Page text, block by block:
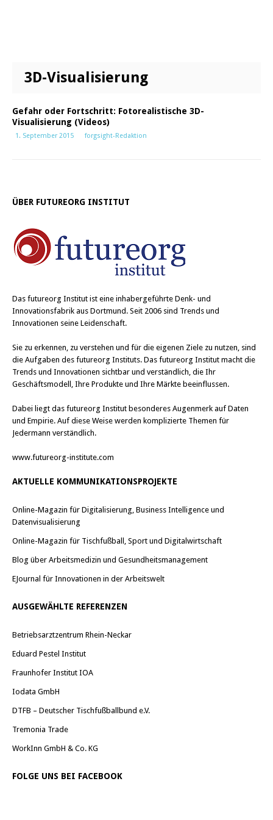
3D-Visualisierung
Gefahr oder Fortschritt: Fotorealistische 3D-
Visualisierung (Videos)
1. September 2015 forgsight-Redaktion
ÜBER FUTUREORG INSTITUT
Das futureorg Institut ist eine inhabergeführte Denk- und
Innovationsfabrik aus Dortmund. Seit 2006 sind Trends und
Innovationen seine Leidenschaft.
Sie zu erkennen, zu verstehen und für die eigenen Ziele zu nutzen, sind
die Aufgaben des futureorg Instituts. Das futureorg Institut macht die
Trends und Innovationen sichtbar und verständlich, die Ihr
Geschäftsmodell, Ihre Produkte und Ihre Märkte beeinflussen.
Dabei liegt das futureorg Institut besonderes Augenmerk auf Daten
und Empirie. Auf diese Weise werden komplizierte Themen für
Jedermann verständlich.
www.futureorg-institute.com
AKTUELLE KOMMUNIKATIONSPROJEKTE
Online-Magazin für Digitalisierung, Business Intelligence und
Datenvisualisierung
Online-Magazin für Tischfußball, Sport und Digitalwirtschaft
Blog über Arbeitsmedizin und Gesundheitsmanagement
EJournal für Innovationen in der Arbeitswelt
AUSGEWÄHLTE REFERENZEN
Betriebsarztzentrum Rhein-Neckar
Eduard Pestel Institut
Fraunhofer Institut IOA
Iodata GmbH
DTFB – Deutscher Tischfußballbund e.V.
Tremonia Trade
WorkInn GmbH & Co. KG
FOLGE UNS BEI FACEBOOK